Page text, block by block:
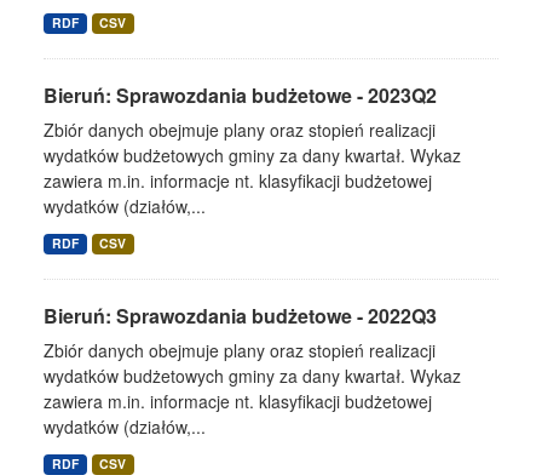
RDF CSV
Bieruń: Sprawozdania budżetowe - 2023Q2
Zbiór danych obejmuje plany oraz stopień realizacji
wydatków budżetowych gminy za dany kwartał. Wykaz
zawiera m.in. informacje nt. klasyfikacji budżetowej
wydatków (działów,...
RDF CSV
Bieruń: Sprawozdania budżetowe - 2022Q3
Zbiór danych obejmuje plany oraz stopień realizacji
wydatków budżetowych gminy za dany kwartał. Wykaz
zawiera m.in. informacje nt. klasyfikacji budżetowej
wydatków (działów,...
RDF CSV